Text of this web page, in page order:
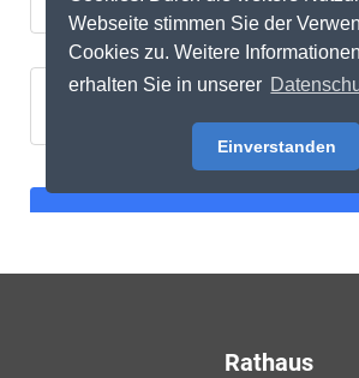
Rathaus